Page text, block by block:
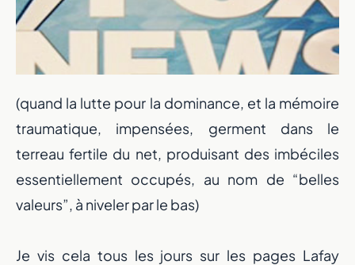
(quand la lutte pour la dominance, et la mémoire
traumatique, impensées, germent dans le
terreau fertile du net, produisant des imbéciles
essentiellement occupés, au nom de “belles
valeurs”, à niveler par le bas)
Je vis cela tous les jours sur les pages Lafay